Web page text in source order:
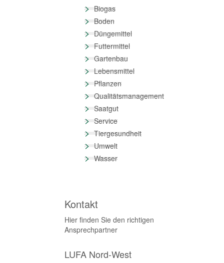
>Biogas
>Boden
>Düngemittel
>Futtermittel
>Gartenbau
>Lebensmittel
>Pflanzen
>Qualitätsmanagement
>Saatgut
>Service
>Tiergesundheit
>Umwelt
>Wasser
Kontakt
Hier finden Sie den richtigen
Ansprechpartner
LUFA Nord-West